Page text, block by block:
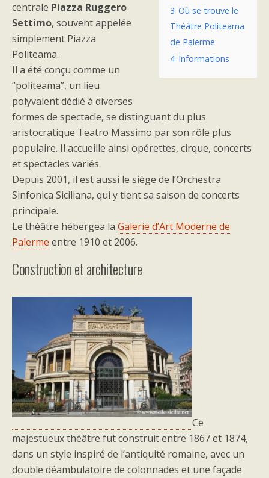
3 Où se trouve le
Théâtre Politeama
de Palerme
4 Informations
centrale Piazza Ruggero
Settimo, souvent appelée
simplement Piazza
Politeama.
Il a été conçu comme un
“politeama”, un lieu
polyvalent dédié à diverses
formes de spectacle, se distinguant du plus
aristocratique Teatro Massimo par son rôle plus
populaire. Il accueille ainsi opérettes, cirque, concerts
et spectacles variés.
Depuis 2001, il est aussi le siège de l’Orchestra
Sinfonica Siciliana, qui y tient sa saison de concerts
principale.
Le théâtre hébergea la Galerie d’Art Moderne de
Palerme entre 1910 et 2006.
Construction et architecture
Ce
majestueux théâtre fut construit entre 1867 et 1874,
dans un style inspiré de l’antiquité romaine, avec un
double déambulatoire de colonnades et une façade